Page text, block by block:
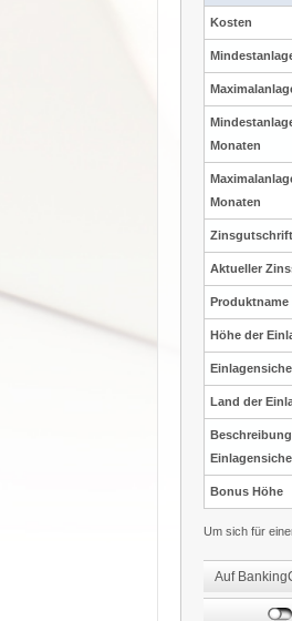
Kosten
Monaten
Monaten
Zinsgutschrift
Aktueller
Produktname
Höhe der
Land der
Beschreibung
Bonus Höhe
Um sich für
Auf